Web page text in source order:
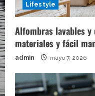
Lifestyle
Alfombras lavables
materiales y fácil
admin mayo 7, 2026